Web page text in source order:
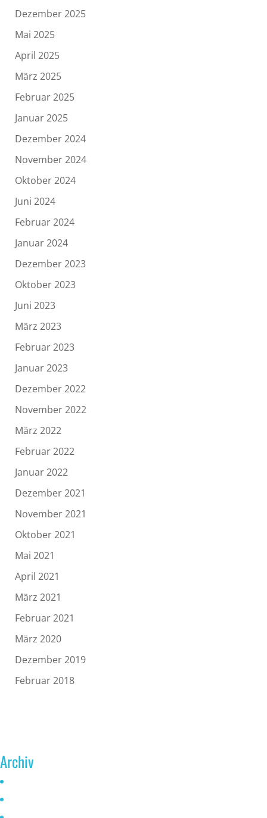
Dezember 2025
Mai 2025
April 2025
März 2025
Februar 2025
Januar 2025
Dezember 2024
November 2024
Oktober 2024
Juni 2024
Februar 2024
Januar 2024
Dezember 2023
Oktober 2023
Juni 2023
März 2023
Februar 2023
Januar 2023
Dezember 2022
November 2022
März 2022
Februar 2022
Januar 2022
Dezember 2021
November 2021
Oktober 2021
Mai 2021
April 2021
März 2021
Februar 2021
März 2020
Dezember 2019
Februar 2018
Archiv